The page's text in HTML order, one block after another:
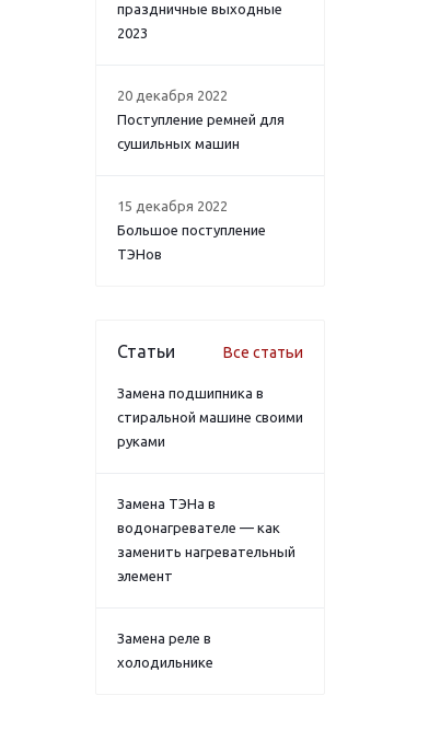
праздничные выходные
2023
20 декабря 2022
Поступление ремней для
сушильных машин
15 декабря 2022
Большое поступление
ТЭНов
Статьи Все статьи
Замена подшипника в
стиральной машине своими
руками
Замена ТЭНа в
водонагревателе — как
заменить нагревательный
элемент
Замена реле в
холодильнике